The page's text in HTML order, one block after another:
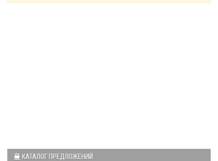
КАТАЛОГ ПРЕДЛОЖЕНИЙ